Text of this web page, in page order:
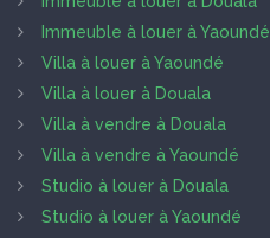
Immeuble à louer à Yaoundé
Villa à louer à Yaoundé
Villa à louer à Douala
Villa à vendre à Douala
Villa à vendre à Yaoundé
Studio à louer à Douala
Studio à louer à Yaoundé